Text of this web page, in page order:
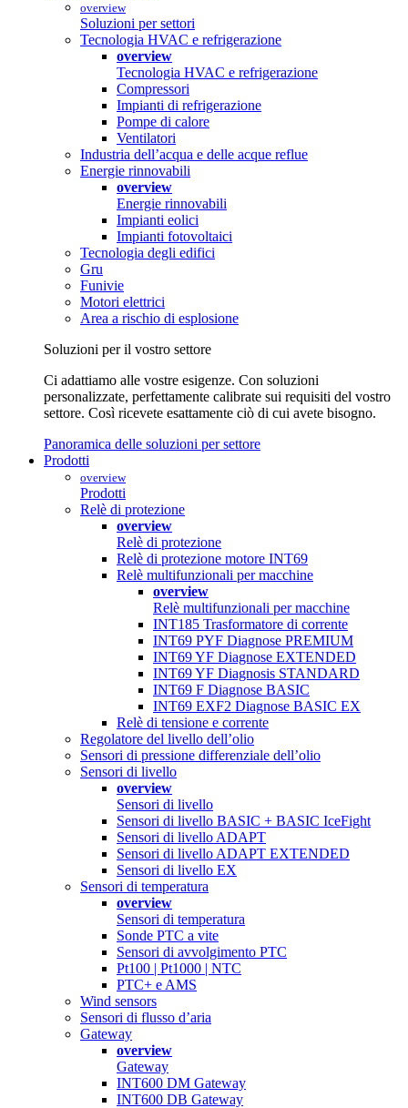
overview
Soluzioni per settori
Tecnologia HVAC e refrigerazione
overview
Tecnologia HVAC e refrigerazione
Compressori
Impianti di refrigerazione
Pompe di calore
Ventilatori
Industria dell’acqua e delle acque reflue
Energie rinnovabili
overview
Energie rinnovabili
Impianti eolici
Impianti fotovoltaici
Tecnologia degli edifici
Gru
Funivie
Motori elettrici
Area a rischio di esplosione
Soluzioni per il vostro settore
Ci adattiamo alle vostre esigenze. Con soluzioni
personalizzate, perfettamente calibrate sui requisiti del vostro
settore. Così ricevete esattamente ciò di cui avete bisogno.
Panoramica delle soluzioni per settore
Prodotti
overview
Prodotti
Relè di protezione
overview
Relè di protezione
Relè di protezione motore INT69
Relè multifunzionali per macchine
overview
Relè multifunzionali per macchine
INT185 Trasformatore di corrente
INT69 PYF Diagnose PREMIUM
INT69 YF Diagnose EXTENDED
INT69 YF Diagnosis STANDARD
INT69 F Diagnose BASIC
INT69 EXF2 Diagnose BASIC EX
Relè di tensione e corrente
Regolatore del livello dell’olio
Sensori di pressione differenziale dell’olio
Sensori di livello
overview
Sensori di livello
Sensori di livello BASIC + BASIC IceFight
Sensori di livello ADAPT
Sensori di livello ADAPT EXTENDED
Sensori di livello EX
Sensori di temperatura
overview
Sensori di temperatura
Sonde PTC a vite
Sensori di avvolgimento PTC
Pt100 | Pt1000 | NTC
PTC+ e AMS
Wind sensors
Sensori di flusso d’aria
Gateway
overview
Gateway
INT600 DM Gateway
INT600 DB Gateway